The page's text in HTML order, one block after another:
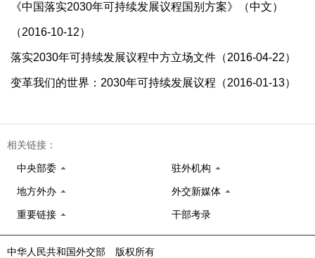
《中国落实2030年可持续发展议程国别方案》（中文）
（2016-10-12）
落实2030年可持续发展议程中方立场文件（2016-04-22）
变革我们的世界：2030年可持续发展议程（2016-01-13）
相关链接：
中央部委 驻外机构
地方外办 外交新媒体
重要链接 干部考录
中华人民共和国外交部 版权所有